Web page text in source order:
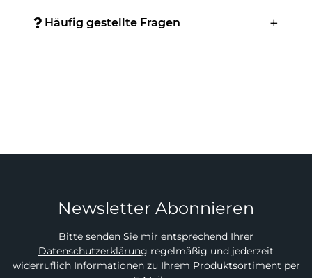
Häufig gestellte Fragen
Newsletter Abonnieren
Bitte senden Sie mir entsprechend Ihrer
Datenschutzerklärung regelmäßig und jederzeit
widerruflich Informationen zu Ihrem Produktsortiment per